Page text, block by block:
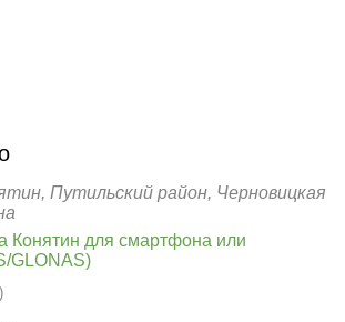
Путильский район, Черновицкая
Конятин для смартфона или
GLONAS)